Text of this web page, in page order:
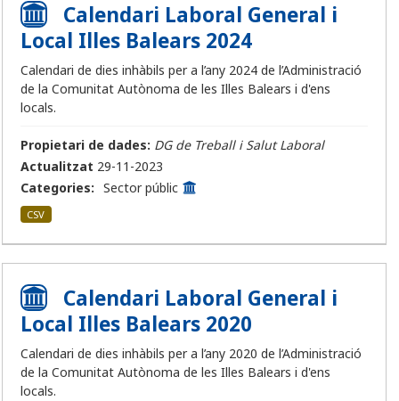
Calendari Laboral General i
Local Illes Balears 2024
Calendari de dies inhàbils per a l’any 2024 de l’Administració
de la Comunitat Autònoma de les Illes Balears i d'ens
locals.
Propietari de dades: DG de Treball i Salut Laboral
Actualitzat 29-11-2023
Categories: Sector públic
CSV
Calendari Laboral General i
Local Illes Balears 2020
Calendari de dies inhàbils per a l’any 2020 de l’Administració
de la Comunitat Autònoma de les Illes Balears i d'ens
locals.